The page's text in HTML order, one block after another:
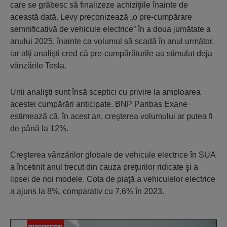
care se grăbesc să finalizeze achiziţiile înainte de
această dată. Levy preconizează „o pre-cumpărare
semnificativă de vehicule electrice” în a doua jumătate a
anului 2025, înainte ca volumul să scadă în anul următor,
iar alţi analişti cred că pre-cumpărăturile au stimulat deja
vânzările Tesla.
Unii analişti sunt însă sceptici cu privire la amploarea
acestei cumpărări anticipate. BNP Paribas Exane
estimează că, în acest an, creşterea volumului ar putea fi
de până la 12%.
Creşterea vânzărilor globale de vehicule electrice în SUA
a încetinit anul trecut din cauza preţurilor ridicate şi a
lipsei de noi modele. Cota de piaţă a vehiculelor electrice
a ajuns la 8%, comparativ cu 7,6% în 2023.